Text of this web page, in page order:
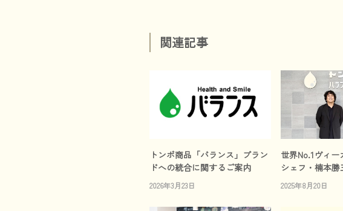
関連記事
トンボ商品「バランス」ブラン
ドへの統合に関するご案内
2026年3月23日
世界No.1ヴィ
シェフ・楠本
ンボ飲料」を訪問
2025年8月20日